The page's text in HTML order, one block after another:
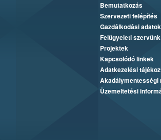
Bemutatkozás
Szervezeti felépítés
Gazdálkodási adatok
Felügyeleti szervünk
Projektek
Kapcsolódó linkek
Adatkezelési
Akadálymentességi
Üzemeltetési